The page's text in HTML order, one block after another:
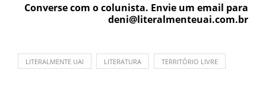
Converse com o colunista. Envie um email para
deni@literalmenteuai.com.br
LITERALMENTE UAI LITERATURA TERRITÓRIO LIVRE